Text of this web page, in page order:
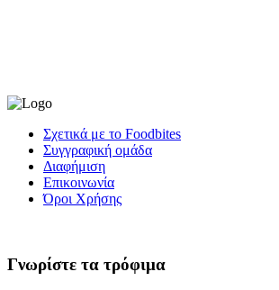
Σχετικά με το Foodbites
Συγγραφική ομάδα
Διαφήμιση
Επικοινωνία
Όροι Χρήσης
Γνωρίστε τα τρόφιμα